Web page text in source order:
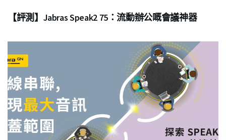
【評測】Jabras Speak2 75：流動辦公嘅會議神器